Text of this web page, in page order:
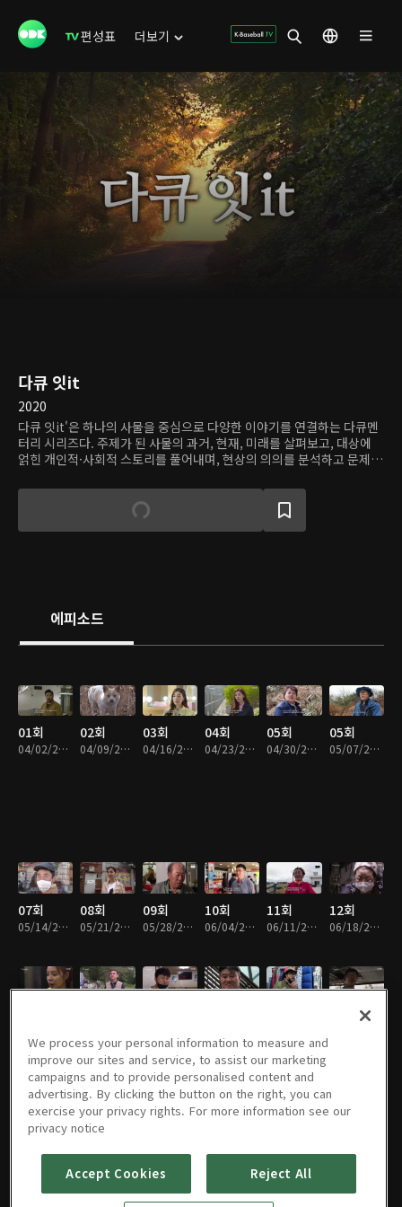
편성표 더보기
다큐 잇it
2020
다큐 잇it'은 하나의 사물을 중심으로 다양한 이야기를 연결하는 다큐멘
터리 시리즈다. 주제가 된 사물의 과거, 현재, 미래를 살펴보고, 대상에
얽힌 개인적·사회적 스토리를 풀어내며, 현상의 의의를 분석하고 문제
에피소드
01회
04/02/2020 • 47분
02회
04/09/2020 • 48분
03회
04/16/2020 • 50분
04회
04/23/2020 • 50분
05회
04/30/2020 • 49분
05회
05/07/2020 • 49분
07회
05/14/2020 • 46분
08회
05/21/2020 • 47분
09회
05/28/2020 • 45분
10회
06/04/2020 • 45분
11회
06/11/2020 • 48분
12회
06/18/2020 • 47분
19회
08/06/2020 • 47분
20회 19회 20회 21회 22회
We process your personal information to measure and
improve our sites and service, to assist our marketing
campaigns and to provide personalised content and
advertising. By clicking the button on the right, you can
exercise your privacy rights. For more information see our
privacy notice
Accept Cookies Reject All